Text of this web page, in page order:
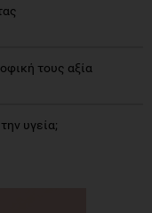
τους αξία
υγεία;